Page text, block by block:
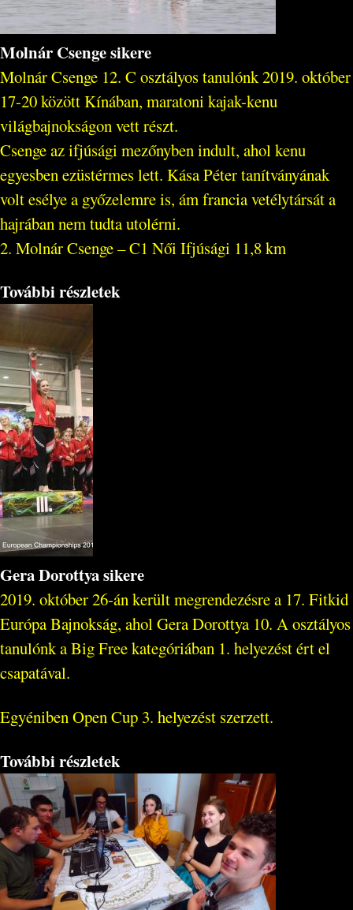
Molnár Csenge sikere
Molnár Csenge 12. C osztályos tanulónk 2019. október
17-20 között Kínában, maratoni kajak-kenu
világbajnokságon vett részt.
Csenge az ifjúsági mezőnyben indult, ahol kenu
egyesben ezüstérmes lett. Kása Péter tanítványának
volt esélye a győzelemre is, ám francia vetélytársát a
hajrában nem tudta utolérni.
2. Molnár Csenge – C1 Női Ifjúsági 11,8 km
További részletek
Gera Dorottya sikere
2019. október 26-án került megrendezésre a 17. Fitkid
Európa Bajnokság, ahol Gera Dorottya 10. A osztályos
tanulónk a Big Free kategóriában 1. helyezést ért el
csapatával.
Egyéniben Open Cup 3. helyezést szerzett.
További részletek